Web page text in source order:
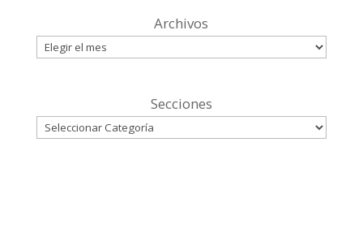
Archivos
Secciones